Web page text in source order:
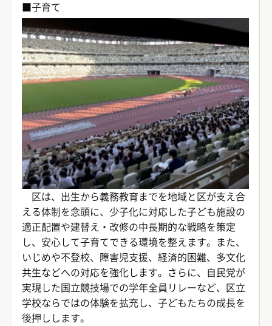
■子育て
区は、出生から義務教育までを地域と区が支え合
える体制を念頭に、少子化に対応した子ども施設の
適正配置や建替え・改修の中長期的な戦略を策定
し、安心して子育てできる環境を整えます。また、
いじめや不登校、障害児支援、経済的困難、多文化
共生などへの対応を強化します。さらに、自民党が
実現した国立競技場での学年全員リレーなど、区立
学校ならではの体験を拡充し、子どもたちの成長を
後押しします。